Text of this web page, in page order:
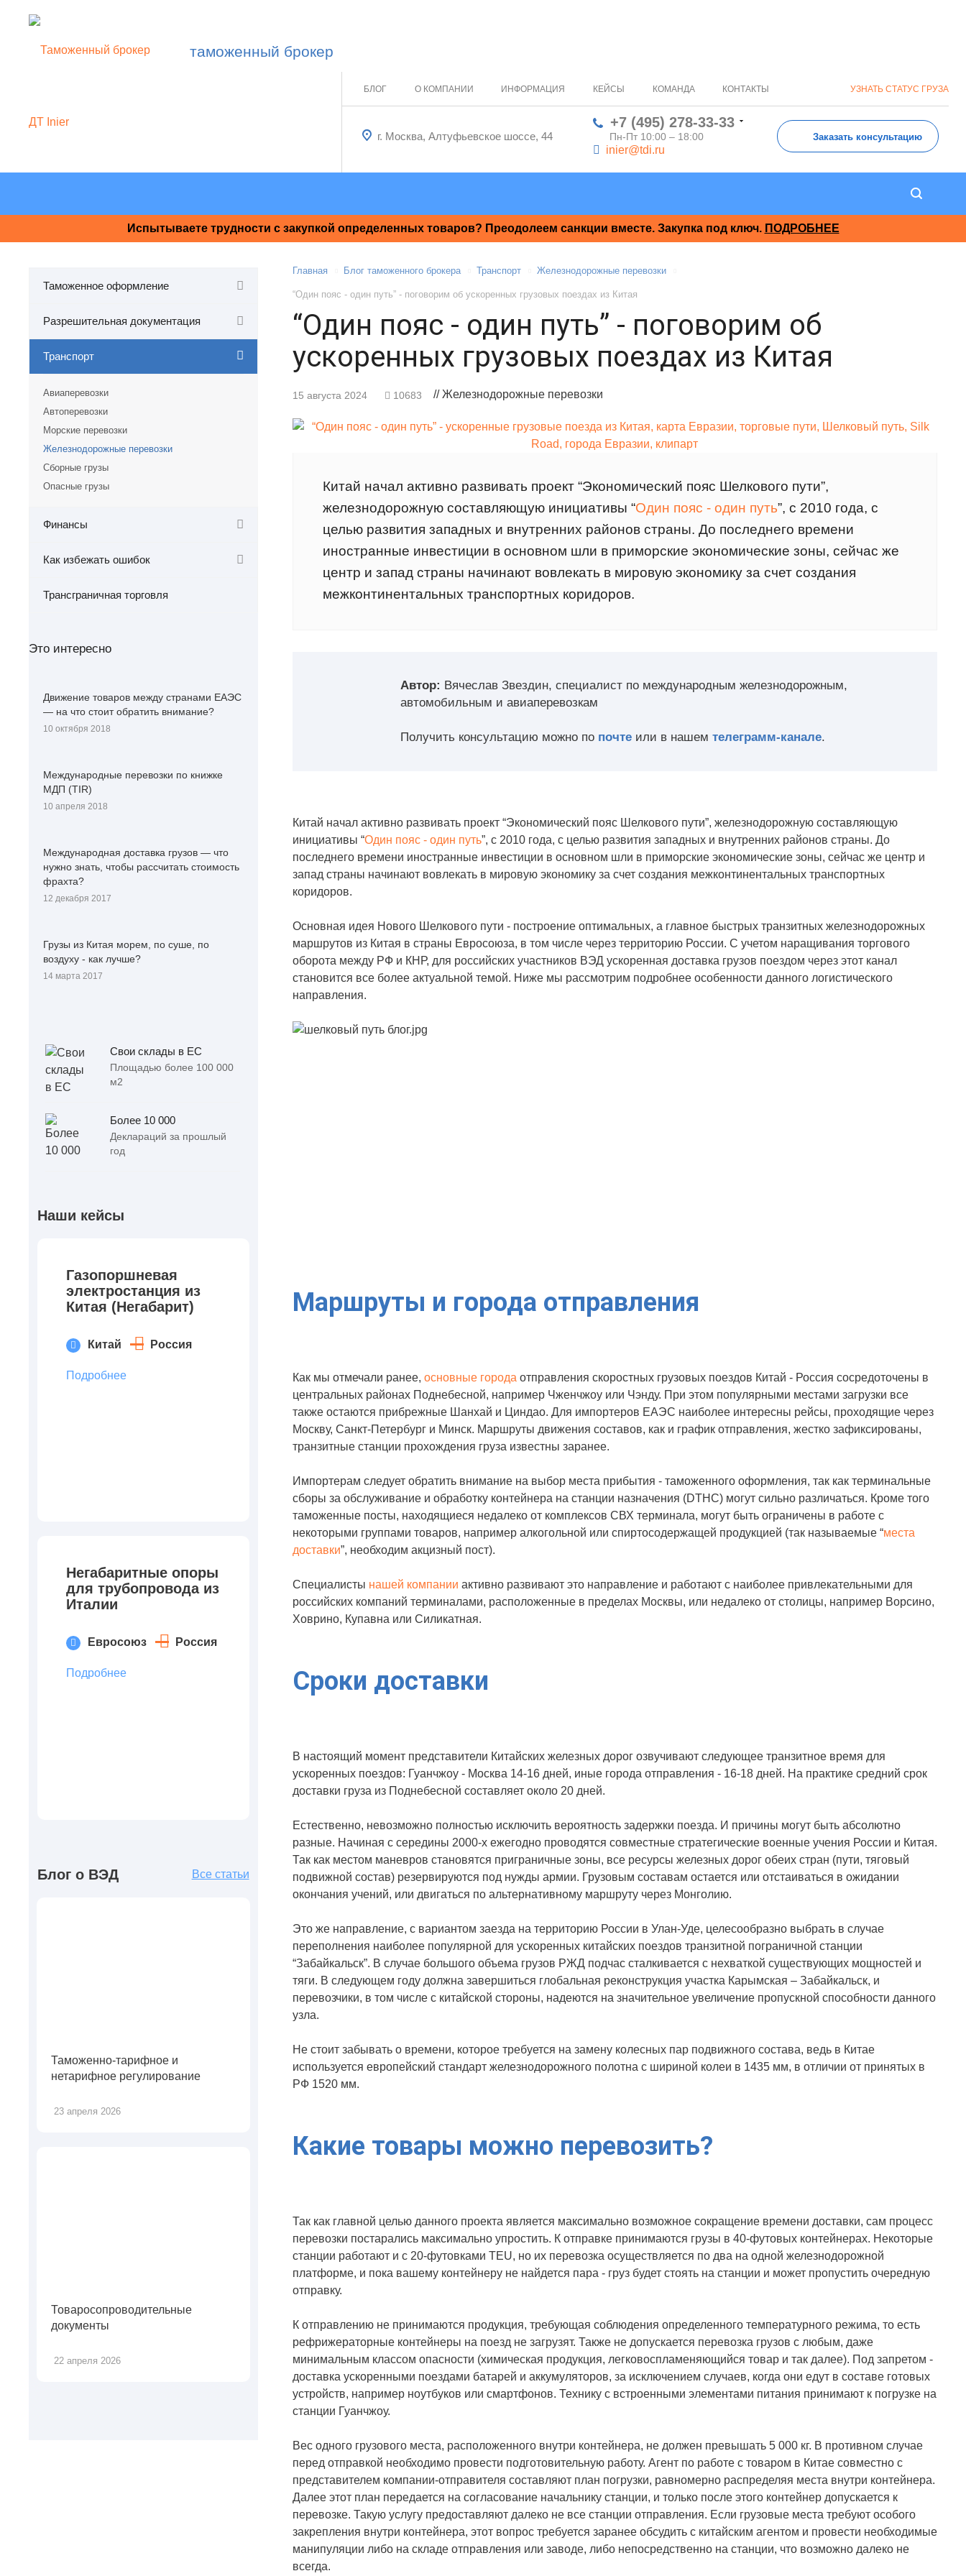
таможенный брокер
г. Москва, Алтуфьевское шоссе, 44
+7 (495) 278-33-33
Пн-Пт 10:00 – 18:00
inier@tdi.ru
Заказать консультацию
БЛОГ О КОМПАНИИ ИНФОРМАЦИЯ КЕЙСЫ КОМАНДА КОНТАКТЫ УЗНАТЬ СТАТУС ГРУЗА
Испытываете трудности с закупкой определенных товаров? Преодолеем санкции вместе. Закупка под ключ. ПОДРОБНЕЕ
Главная Блог таможенного брокера Транспорт Железнодорожные перевозки
“Один пояс - один путь” - поговорим об ускоренных грузовых поездах из Китая
“Один пояс - один путь” - поговорим об
ускоренных грузовых поездах из Китая
15 августа 2024 10683 // Железнодорожные перевозки
Китай начал активно развивать проект “Экономический пояс Шелкового пути”,
железнодорожную составляющую инициативы “Один пояс - один путь”, с 2010 года, с
целью развития западных и внутренних районов страны. До последнего времени
иностранные инвестиции в основном шли в приморские экономические зоны, сейчас же
центр и запад страны начинают вовлекать в мировую экономику за счет создания
межконтинентальных транспортных коридоров.
Автор: Вячеслав Звездин, специалист по международным железнодорожным,
автомобильным и авиаперевозкам
Получить консультацию можно по почтеили в нашем телеграмм-канале.
Китай начал активно развивать проект “Экономический пояс Шелкового пути”, железнодорожную составляющую
инициативы “Один пояс - один путь”, с 2010 года, с целью развития западных и внутренних районов страны. До
последнего времени иностранные инвестиции в основном шли в приморские экономические зоны, сейчас же центр и
запад страны начинают вовлекать в мировую экономику за счет создания межконтинентальных транспортных
коридоров.
Основная идея Нового Шелкового пути - построение оптимальных, а главное быстрых транзитных железнодорожных
маршрутов из Китая в страны Евросоюза, в том числе через территорию России. С учетом наращивания торгового
оборота между РФ и КНР, для российских участников ВЭД ускоренная доставка грузов поездом через этот канал
становится все более актуальной темой. Ниже мы рассмотрим подробнее особенности данного логистического
направления.
Маршруты и города отправления
Как мы отмечали ранее, основные города отправления скоростных грузовых поездов Китай - Россия сосредоточены в
центральных районах Поднебесной, например Чженчжоу или Чэнду. При этом популярными местами загрузки все
также остаются прибрежные Шанхай и Циндао. Для импортеров ЕАЭС наиболее интересны рейсы, проходящие через
Москву, Санкт-Петербург и Минск. Маршруты движения составов, как и график отправления, жестко зафиксированы,
транзитные станции прохождения груза известны заранее.
Импортерам следует обратить внимание на выбор места прибытия - таможенного оформления, так как терминальные
сборы за обслуживание и обработку контейнера на станции назначения (DTHC) могут сильно различаться. Кроме того
таможенные посты, находящиеся недалеко от комплексов СВХ терминала, могут быть ограничены в работе с
некоторыми группами товаров, например алкогольной или спиртосодержащей продукцией (так называемые “места
доставки”, необходим акцизный пост).
Специалисты нашей компании активно развивают это направление и работают с наиболее привлекательными для
российских компаний терминалами, расположенные в пределах Москвы, или недалеко от столицы, например Ворсино,
Ховрино, Купавна или Силикатная.
Сроки доставки
В настоящий момент представители Китайских железных дорог озвучивают следующее транзитное время для
ускоренных поездов: Гуанчжоу - Москва 14-16 дней, иные города отправления - 16-18 дней. На практике средний срок
доставки груза из Поднебесной составляет около 20 дней.
Естественно, невозможно полностью исключить вероятность задержки поезда. И причины могут быть абсолютно
разные. Начиная с середины 2000-х ежегодно проводятся совместные стратегические военные учения России и Китая.
Так как местом маневров становятся приграничные зоны, все ресурсы железных дорог обеих стран (пути, тяговый
подвижной состав) резервируются под нужды армии. Грузовым составам остается или отстаиваться в ожидании
окончания учений, или двигаться по альтернативному маршруту через Монголию.
Это же направление, с вариантом заезда на территорию России в Улан-Уде, целесообразно выбрать в случае
переполнения наиболее популярной для ускоренных китайских поездов транзитной пограничной станции
“Забайкальск”. В случае большого объема грузов РЖД подчас сталкивается с нехваткой существующих мощностей и
тяги. В следующем году должна завершиться глобальная реконструкция участка Карымская – Забайкальск, и
перевозчики, в том числе с китайской стороны, надеются на значительное увеличение пропускной способности данного
узла.
Не стоит забывать о времени, которое требуется на замену колесных пар подвижного состава, ведь в Китае
используется европейский стандарт железнодорожного полотна с шириной колеи в 1435 мм, в отличии от принятых в
РФ 1520 мм.
Какие товары можно перевозить?
Так как главной целью данного проекта является максимально возможное сокращение времени доставки, сам процесс
перевозки постарались максимально упростить. К отправке принимаются грузы в 40-футовых контейнерах. Некоторые
станции работают и с 20-футовками TEU, но их перевозка осуществляется по два на одной железнодорожной
платформе, и пока вашему контейнеру не найдется пара - груз будет стоять на станции и может пропустить очередную
отправку.
К отправлению не принимаются продукция, требующая соблюдения определенного температурного режима, то есть
рефрижераторные контейнеры на поезд не загрузят. Также не допускается перевозка грузов с любым, даже
минимальным классом опасности (химическая продукция, легковоспламеняющийся товар и так далее). Под запретом -
доставка ускоренными поездами батарей и аккумуляторов, за исключением случаев, когда они едут в составе готовых
устройств, например ноутбуков или смартфонов. Технику с встроенными элементами питания принимают к погрузке на
станции Гуанчжоу.
Вес одного грузового места, расположенного внутри контейнера, не должен превышать 5 000 кг. В противном случае
перед отправкой необходимо провести подготовительную работу. Агент по работе с товаром в Китае совместно с
представителем компании-отправителя составляют план погрузки, равномерно распределяя места внутри контейнера.
Далее этот план передается на согласование начальнику станции, и только после этого контейнер допускается к
перевозке. Такую услугу предоставляют далеко не все станции отправления. Если грузовые места требуют особого
закрепления внутри контейнера, этот вопрос требуется заранее обсудить с китайским агентом и провести необходимые
манипуляции либо на складе отправления или заводе, либо непосредственно на станции, что возможно далеко не
всегда.
Таможенное оформление
Разрешительная документация
Транспорт
Авиаперевозки
Автоперевозки
Морские перевозки
Железнодорожные перевозки
Сборные грузы
Опасные грузы
Финансы
Как избежать ошибок
Трансграничная торговля
Это интересно
Движение товаров между странами ЕАЭС
— на что стоит обратить внимание?
10 октября 2018
Международные перевозки по книжке
МДП (TIR)
10 апреля 2018
Международная доставка грузов — что
нужно знать, чтобы рассчитать стоимость
фрахта?
12 декабря 2017
Грузы из Китая морем, по суше, по
воздуху - как лучше?
14 марта 2017
Свои склады в ЕС
Площадью более 100 000
м2
Более 10 000
Деклараций за прошлый
год
Наши кейсы
Газопоршневая
электростанция из
Китая (Негабарит)
Китай Россия
Подробнее
Негабаритные опоры
для трубопровода из
Италии
Евросоюз Россия
Подробнее
Все статьи
Блог о ВЭД
23 апреля 2026
Таможенно-тарифное и
нетарифное регулирование
22 апреля 2026
Товаросопроводительные
документы